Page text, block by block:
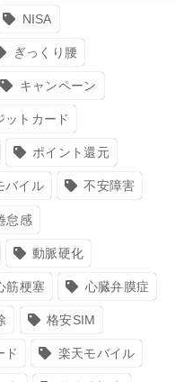
NISA
ぎっくり腰
キャンペーン
ットカード
ポイント還元
バイル 不安障害
怠感
動脈硬化
筋梗塞 心臓弁膜症
格安SIM
ド 楽天モバイル